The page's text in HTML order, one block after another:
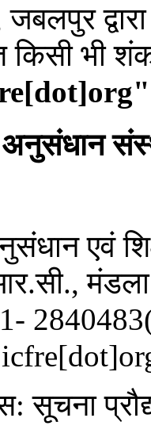
किसी भी
एवं
मंडला
सूचना